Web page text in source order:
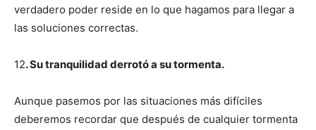
verdadero poder reside en lo que hagamos para llegar a
las soluciones correctas.
12. Su tranquilidad derrotó a su tormenta.
Aunque pasemos por las situaciones más difíciles
deberemos recordar que después de cualquier tormenta